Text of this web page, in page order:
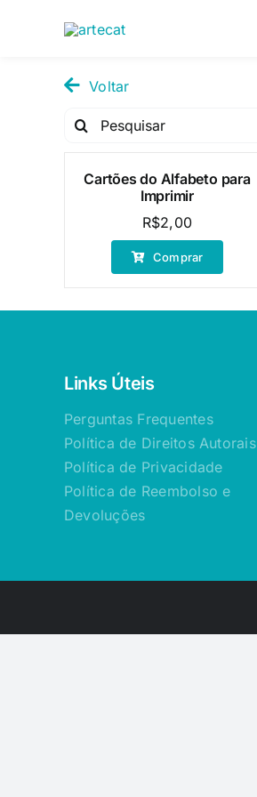
Voltar
Pesquisar
Cartões do Alfabeto para
Imprimir
R$2,00
Comprar
Links Úteis
Perguntas Frequentes
Política de Direitos Autorais
Política de Privacidade
Política de Reembolso e
Devoluções